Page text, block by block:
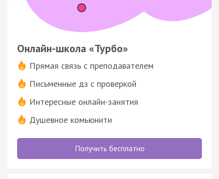
Онлайн-школа «Турбо»
Прямая связь с преподавателем
Письменные дз с проверкой
Интересные онлайн-занятия
Душевное комьюнити
Получить бесплатно